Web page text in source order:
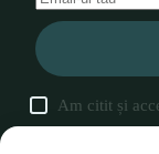
Am citit și